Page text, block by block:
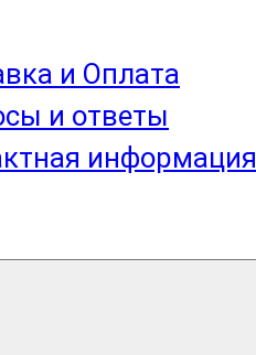
и Оплата
и ответы
информация